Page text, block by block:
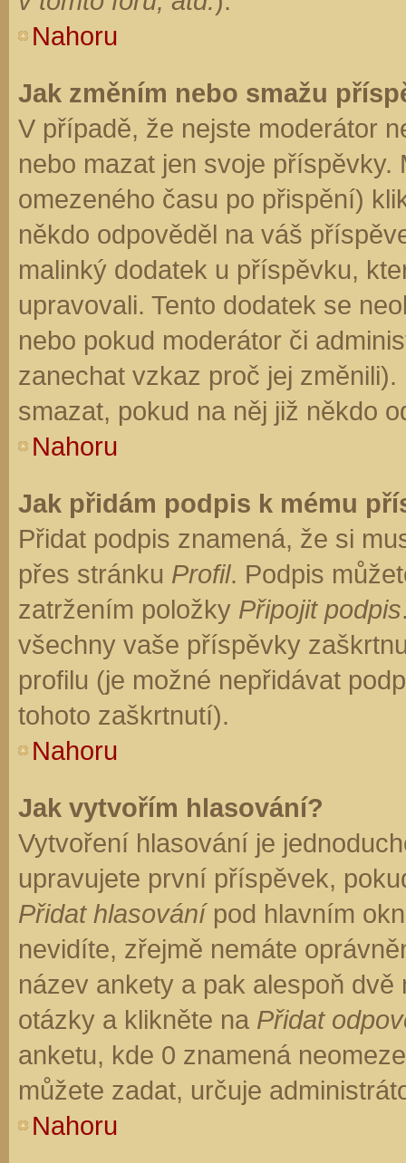
Nahoru
Jak změním nebo smažu
V případě, že nejste moderátor
nebo mazat jen svoje
omezeného času po přispění)
někdo odpověděl na váš
malinký dodatek u příspěvku,
upravovali. Tento dodatek se
nebo pokud moderátor či
zanechat vzkaz proč jej
smazat, pokud na něj již někdo
Nahoru
Jak přidám podpis k mému
Přidat podpis znamená, že si
přes stránku Profil. Podpis
zatržením položky Připojit podpis
všechny vaše příspěvky
profilu (je možné nepřidávat
tohoto zaškrtnutí).
Nahoru
Jak vytvořím hlasování?
Vytvoření hlasování je
upravujete první příspěvek,
Přidat hlasovánípod hlavním
nevidíte, zřejmě nemáte
název ankety a pak alespoň
otázky a klikněte na Přidat
anketu, kde 0 znamená
můžete zadat, určuje
Nahoru